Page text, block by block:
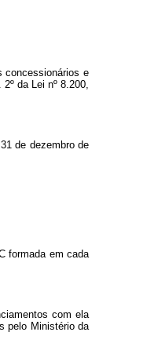
concessionários e
da Lei nº 8.200,
de dezembro de
formada em cada
com ela
pelo Ministério da